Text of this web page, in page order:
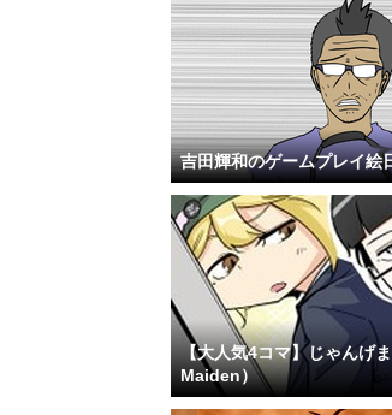
吉田輝和のゲームプレイ絵
【大人気4コマ】じゃんげ
Maiden）